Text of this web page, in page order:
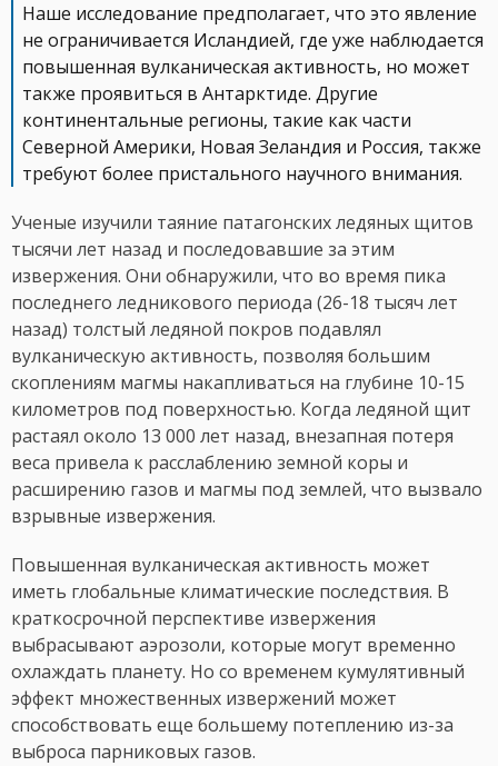
Наше исследование предполагает, что это явление
не ограничивается Исландией, где уже наблюдается
повышенная вулканическая активность, но может
также проявиться в Антарктиде. Другие
континентальные регионы, такие как части
Северной Америки, Новая Зеландия и Россия, также
требуют более пристального научного внимания.
Ученые изучили таяние патагонских ледяных щитов
тысячи лет назад и последовавшие за этим
извержения. Они обнаружили, что во время пика
последнего ледникового периода (26-18 тысяч лет
назад) толстый ледяной покров подавлял
вулканическую активность, позволяя большим
скоплениям магмы накапливаться на глубине 10-15
километров под поверхностью. Когда ледяной щит
растаял около 13 000 лет назад, внезапная потеря
веса привела к расслаблению земной коры и
расширению газов и магмы под землей, что вызвало
взрывные извержения.
Повышенная вулканическая активность может
иметь глобальные климатические последствия. В
краткосрочной перспективе извержения
выбрасывают аэрозоли, которые могут временно
охлаждать планету. Но со временем кумулятивный
эффект множественных извержений может
способствовать еще большему потеплению из-за
выброса парниковых газов.